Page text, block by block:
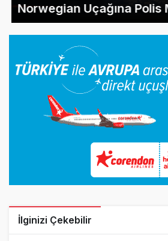
Norwegian Uçağına Polis
İlginizi Çekebilir